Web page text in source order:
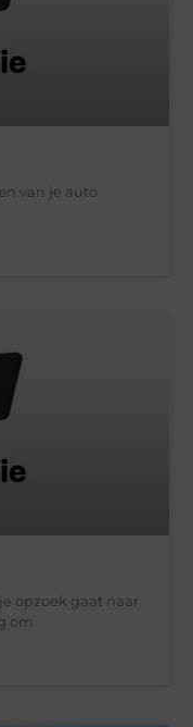
van je auto
opzoek gaat naar
om